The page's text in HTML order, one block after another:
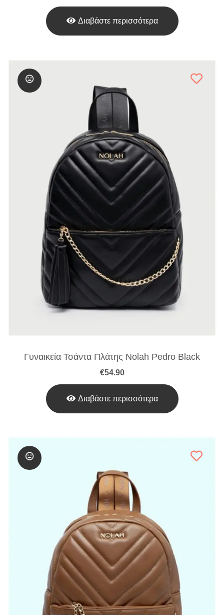
Διαβάστε περισσότερα
Γυναικεία Τσάντα Πλάτης Nolah Pedro Black
€54.90
Διαβάστε περισσότερα